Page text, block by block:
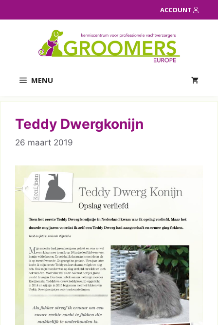
naar
ACCOUNT
MENU
Teddy Dwergkonijn
26 maart 2019